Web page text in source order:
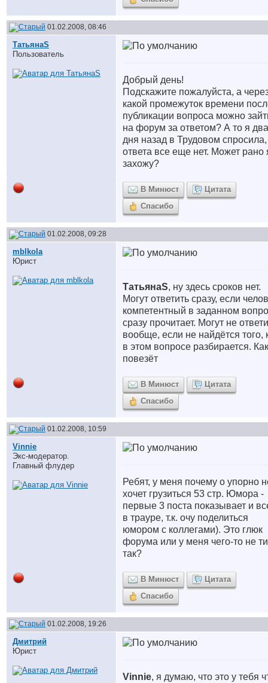
01.02.2008, 08:46
ТатьянаS
Пользователь
Добрый день!
Подскажите пожалуйста, а
какой промежуток времени
публикации вопроса можно
на форум за ответом? А то я два
дня назад в Трудовом
ответа все еще нет. Может рано
захожу?
В Минюст
Цитата
Спасибо
01.02.2008, 09:28
mblkola
Юрист
ТатьянаS, ну здесь сроков нет.
Могут ответить сразу, если
компетентный в заданном
сразу прочитает. Могут не
вообще, если не найдётся того,
в этом вопросе разбирается. Как
повезёт
В Минюст
Цитата
Спасибо
01.02.2008, 10:59
Vinnie
Экс-модератор.
Главный флудер
Ребят, у меня почему о упорно
хочет грузиться 53 стр. Юмора -
первые 3 поста показывает и
в трауре, т.к. очу поделиться
юмором с коллегами). Это глюк
форума или у меня чего-то не
так?
В Минюст
Цитата
Спасибо
01.02.2008, 19:26
Дмитрий
Юрист
Vinnie, я думаю, что это у тебя